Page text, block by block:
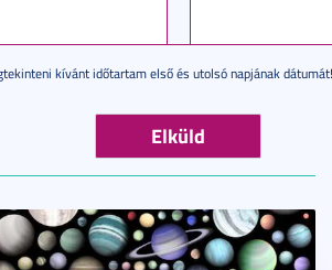
kívánt időtartam első és utolsó napjának dátumát!